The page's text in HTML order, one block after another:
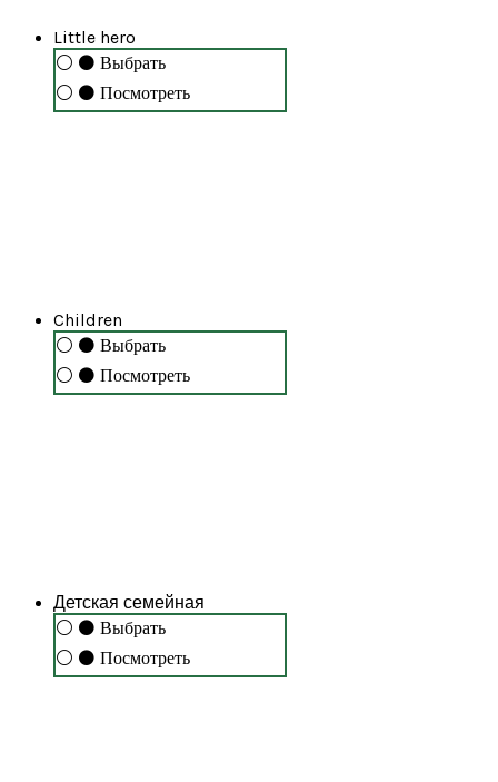
Little hero
⚪ ⚫ Выбрать
⚪ ⚫ Посмотреть
Children
⚪ ⚫ Выбрать
⚪ ⚫ Посмотреть
Детская семейная
⚪ ⚫ Выбрать
⚪ ⚫ Посмотреть